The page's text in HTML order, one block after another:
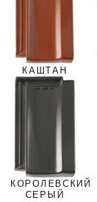
КАШТАН
КОРОЛЕВСКИЙ
СЕРЫЙ